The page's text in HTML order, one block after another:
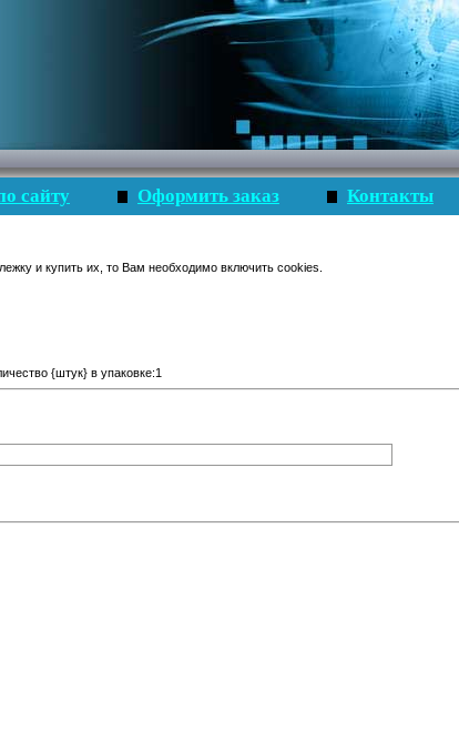
сайту Оформить заказ Контакты
и купить их, то Вам необходимо включить cookies.
{штук} в упаковке:1